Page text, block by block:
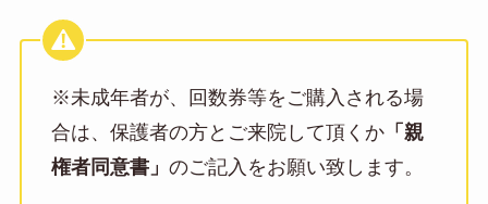
※未成年者が、回数券等をご購入される場
合は、保護者の方とご来院して頂くか「親
権者同意書」 のご記入をお願い致します。